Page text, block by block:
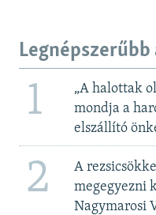
Legnépszerűbb
1
„A halottak
mondja a
elszállító
2
A
megegyezni
Nagymarosi